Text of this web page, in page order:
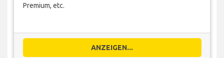
Premium, etc.
ANZEIGEN...